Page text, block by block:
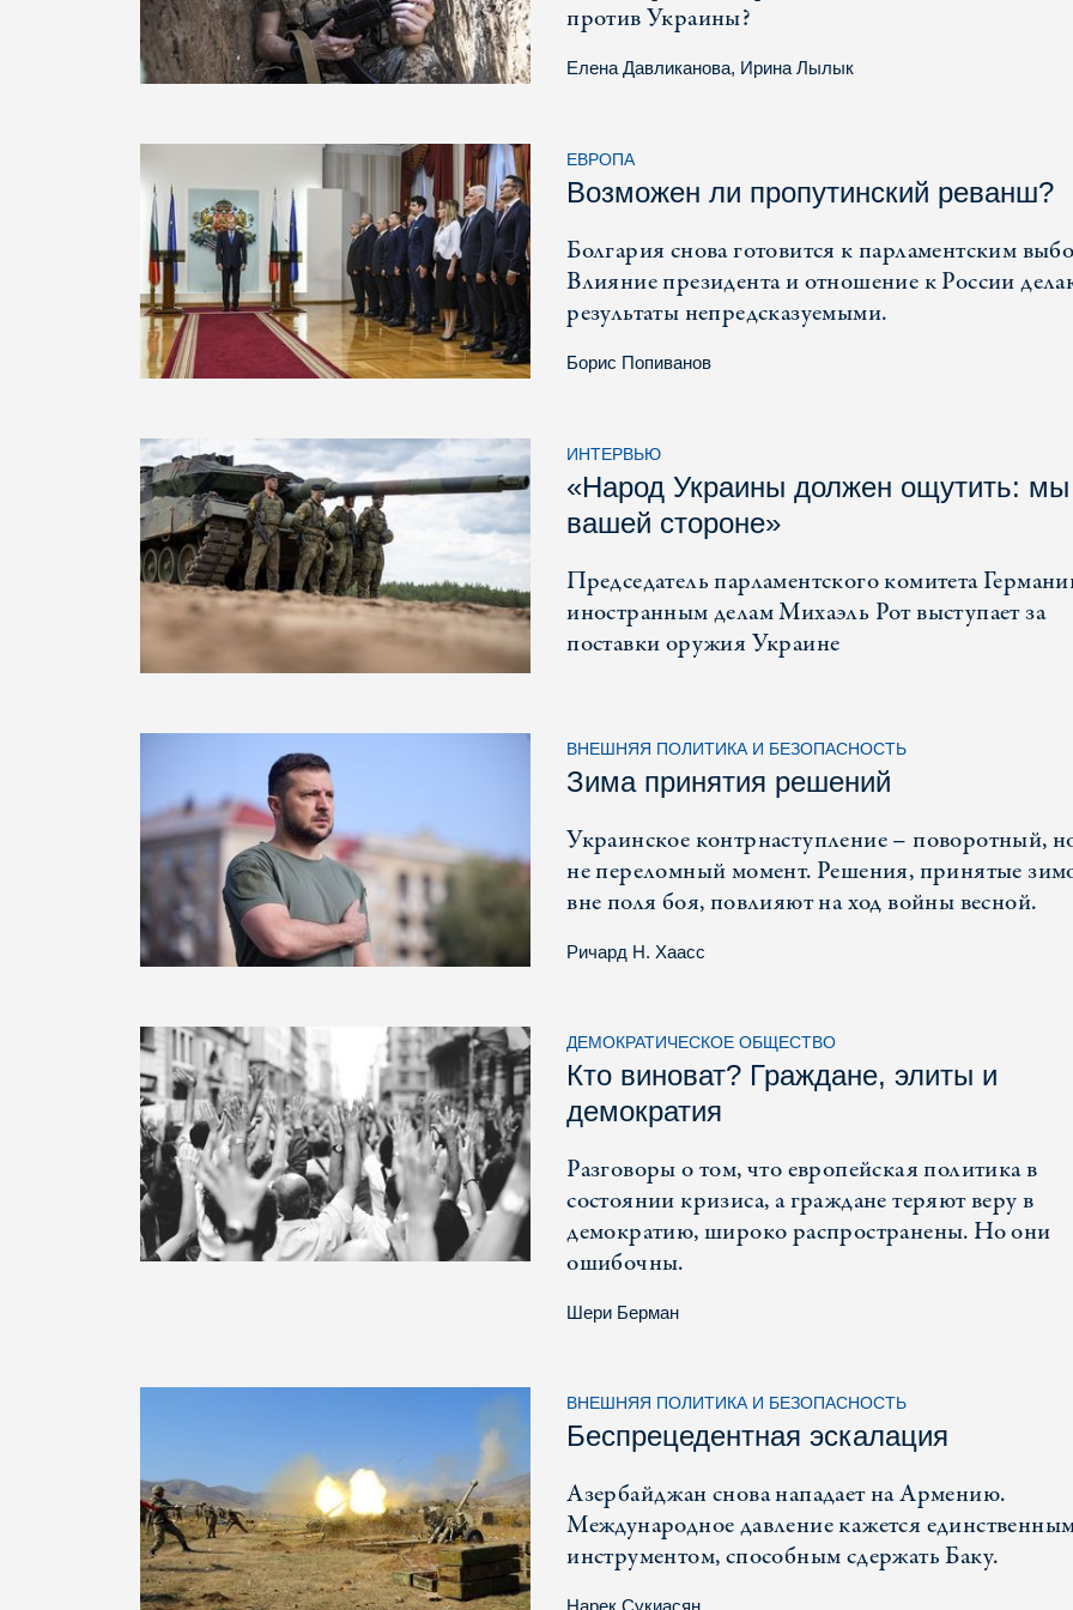
против Украины?
Елена Давликанова, Ирина Лылык
ЕВРОПА
Возможен ли пропутинский реванш?
Болгария снова готовится к парламентским
Влияние президента и отношение к России
результаты непредсказуемыми.
Борис Попиванов
ИНТЕРВЬЮ
«Народ Украины должен ощутить:
вашей стороне»
Председатель парламентского комитета
иностранным делам Михаэль Рот выступает за
поставки оружия Украине
ВНЕШНЯЯ ПОЛИТИКА И БЕЗОПАСНОСТЬ
Зима принятия решений
Украинское контрнаступление – поворотный,
не переломный момент. Решения, принятые
вне поля боя, повлияют на ход войны весной.
Ричард Н. Хаасс
ДЕМОКРАТИЧЕСКОЕ ОБЩЕСТВО
Кто виноват? Граждане, элиты и
демократия
Разговоры о том, что европейская политика в
состоянии кризиса, а граждане теряют веру в
демократию, широко распространены. Но они
ошибочны.
Шери Берман
ВНЕШНЯЯ ПОЛИТИКА И БЕЗОПАСНОСТЬ
Беспрецедентная эскалация
Азербайджан снова нападает на Армению.
Международное давление кажется
инструментом, способным cдержать Баку.